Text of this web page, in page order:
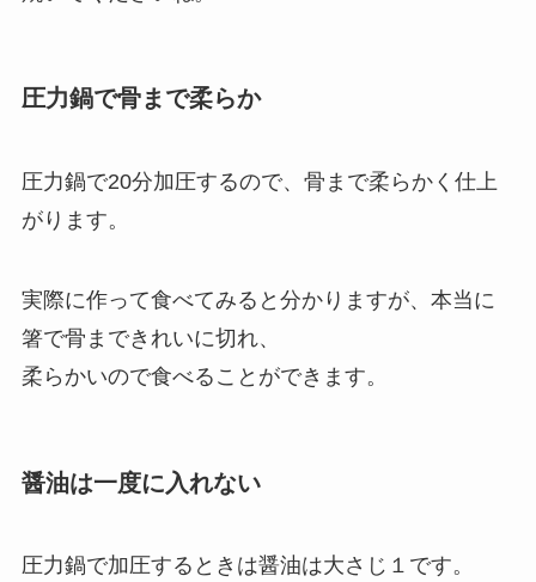
圧力鍋で骨まで柔らか
圧力鍋で20分加圧するので、骨まで柔らかく仕上
がります。
実際に作って食べてみると分かりますが、本当に
箸で骨まできれいに切れ、
柔らかいので食べることができます。
醤油は一度に入れない
圧力鍋で加圧するときは醤油は大さじ１です。